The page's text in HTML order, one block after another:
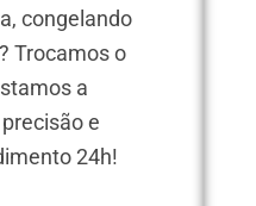
congelando
Trocamos o
a
e
24h!